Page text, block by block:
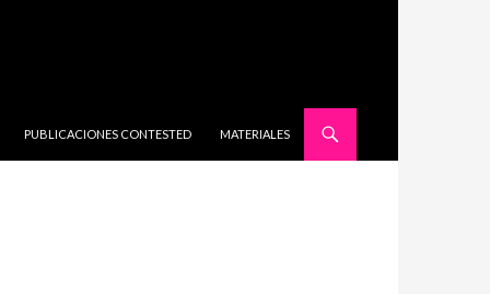
PUBLICACIONES CONTESTED
MATERIALES